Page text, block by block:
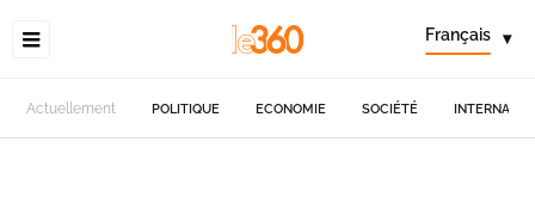
Français ▾
Actuellement POLITIQUE ECONOMIE SOCIÉTÉ